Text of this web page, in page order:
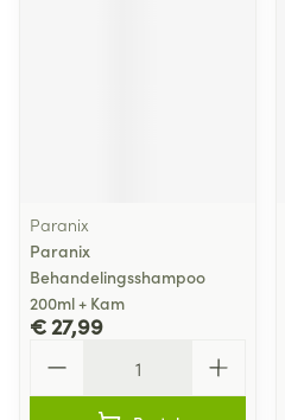
Paranix
Paranix
Behandelingsshampoo
200ml + Kam
€ 27,99